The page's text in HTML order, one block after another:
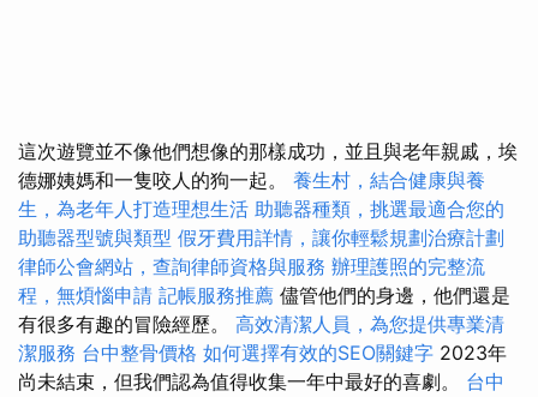
這次遊覽並不像他們想像的那樣成功，並且與老年親戚，埃
德娜姨媽和一隻咬人的狗一起。 養生村，結合健康與養
生，為老年人打造理想生活 助聽器種類，挑選最適合您的
助聽器型號與類型 假牙費用詳情，讓你輕鬆規劃治療計劃
律師公會網站，查詢律師資格與服務 辦理護照的完整流
程，無煩惱申請 記帳服務推薦 儘管他們的身邊，他們還是
有很多有趣的冒險經歷。 高效清潔人員，為您提供專業清
潔服務 台中整骨價格 如何選擇有效的SEO關鍵字 2023年
尚未結束，但我們認為值得收集一年中最好的喜劇。 台中